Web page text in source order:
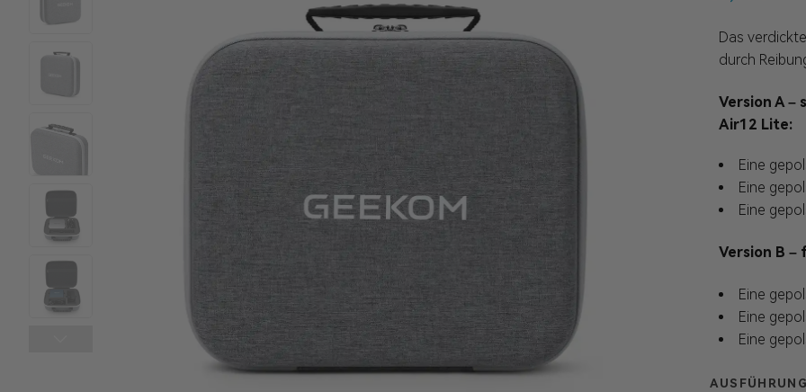
Das
durch
Version A –
Air12 Lite:
Eine
Eine
Eine
Version B –
Eine
Eine
Eine
AUSFÜHRUNG